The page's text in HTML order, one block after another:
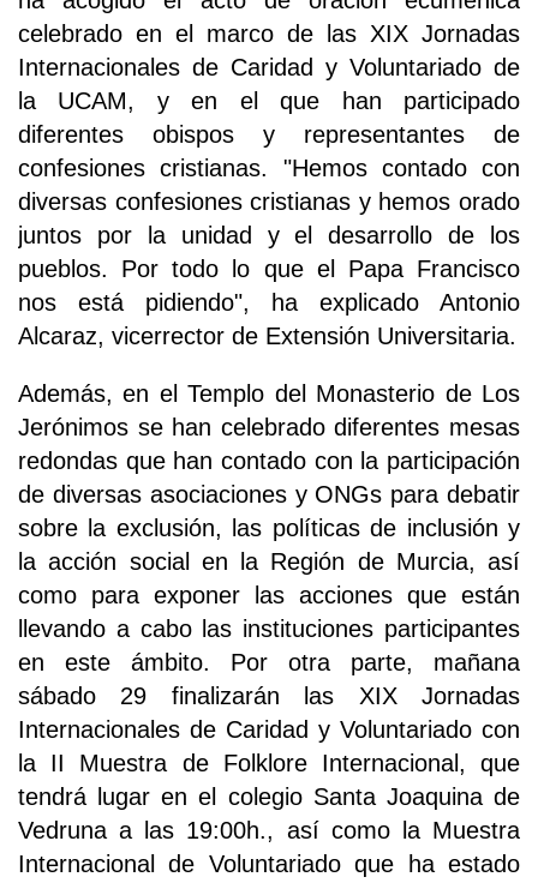
celebrado en el marco de las XIX Jornadas
Internacionales de Caridad y Voluntariado de
la UCAM, y en el que han participado
diferentes obispos y representantes de
confesiones cristianas. "Hemos contado con
diversas confesiones cristianas y hemos orado
juntos por la unidad y el desarrollo de los
pueblos. Por todo lo que el Papa Francisco
nos está pidiendo", ha explicado Antonio
Alcaraz, vicerrector de Extensión Universitaria.
Además, en el Templo del Monasterio de Los
Jerónimos se han celebrado diferentes mesas
redondas que han contado con la participación
de diversas asociaciones y ONGs para debatir
sobre la exclusión, las políticas de inclusión y
la acción social en la Región de Murcia, así
como para exponer las acciones que están
llevando a cabo las instituciones participantes
en este ámbito. Por otra parte, mañana
sábado 29 finalizarán las XIX Jornadas
Internacionales de Caridad y Voluntariado con
la II Muestra de Folklore Internacional, que
tendrá lugar en el colegio Santa Joaquina de
Vedruna a las 19:00h., así como la Muestra
Internacional de Voluntariado que ha estado